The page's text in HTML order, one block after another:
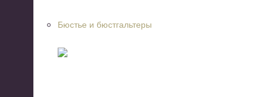
Бюстье и бюстгальтеры